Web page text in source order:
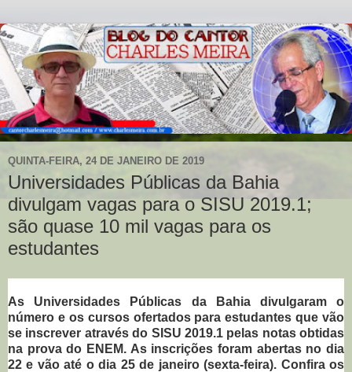
QUINTA-FEIRA, 24 DE JANEIRO DE 2019
Universidades Públicas da Bahia
divulgam vagas para o SISU 2019.1;
são quase 10 mil vagas para os
estudantes
As Universidades Públicas da Bahia divulgaram o
número e os cursos ofertados para estudantes que vão
se inscrever através do SISU 2019.1 pelas notas obtidas
na prova do ENEM. As inscrições foram abertas no dia
22 e vão até o dia 25 de janeiro (sexta-feira). Confira os